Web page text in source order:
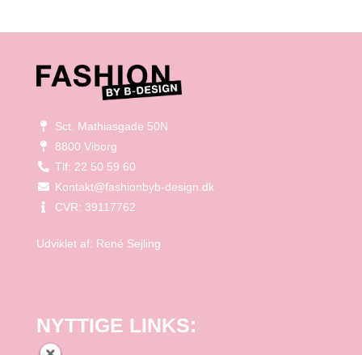
Sct. Mathiasgade 50N
8800 Viborg
Tlf: 22 50 59 60
Kontakt@fashionbyb-design.dk
CVR: 39117762
Udviklet af: René Sejling
NYTTIGE LINKS: